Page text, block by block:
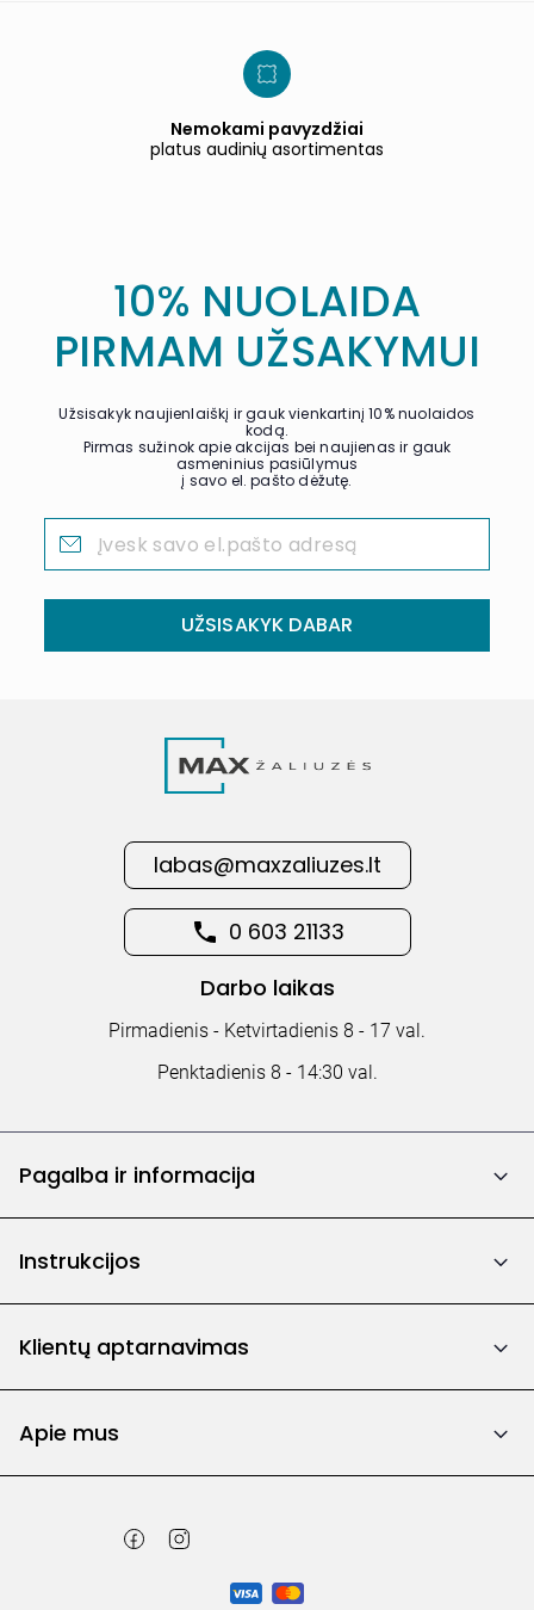
Nemokami pavyzdžiai
platus audinių asortimentas
10% NUOLAIDA
PIRMAM UŽSAKYMUI
Užsisakyk naujienlaiškį ir gauk vienkartinį 10% nuolaidos
kodą.
Pirmas sužinok apie akcijas bei naujienas ir gauk
asmeninius pasiūlymus
į savo el. pašto dėžutę.
UŽSISAKYK DABAR
labas@maxzaliuzes.lt
0 603 21133
Darbo laikas
Pirmadienis - Ketvirtadienis 8 - 17 val.
Penktadienis 8 - 14:30 val.
Pagalba ir informacija
Instrukcijos
Klientų aptarnavimas
Apie mus